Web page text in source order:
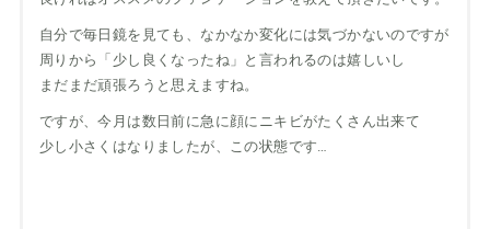
自分で毎日鏡を見ても、なかなか変化には気づかないのですが
周りから「少し良くなったね」と言われるのは嬉しいし
まだまだ頑張ろうと思えますね。
ですが、今月は数日前に急に顔にニキビがたくさん出来て
少し小さくはなりましたが、この状態です…